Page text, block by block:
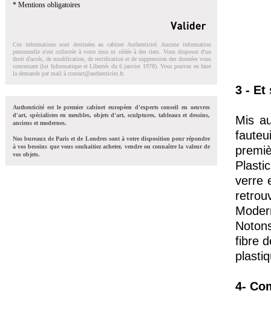
* Mentions obligatoires
Ces informations sont destinées au cabinet Authenticité. Aucune information
personnelle n'est collectée à votre insu ni cédée à des tiers. Vous disposez d'un
droit d'accés, de modification, de rectification et de suppression des données vous
concernant (loi Informatique et Libertés du 6 janvier 1978). Vous pouvez en faire
la demande par mail à contact@authenticite.fr.
Authenticité est le premier cabinet européen d'experts conseil en oeuvres
d'art, spécialistes en meubles, objets d'art, sculptures, tableaux et dessins,
anciens et modernes.
Nos bureaux de Paris et de Londres sont à votre disposition pour répondre
à vos besoins que vous souhaitiez acheter, vendre ou connaître la valeur de
vos objets.
3 - Et
Mis
verre
fibre
4-